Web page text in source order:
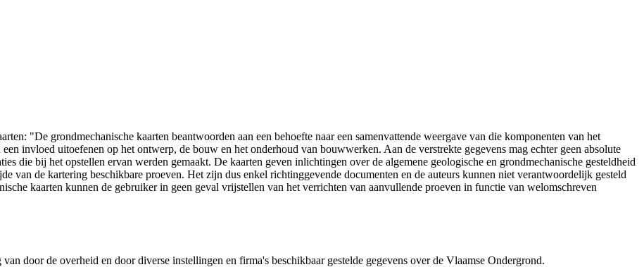
"De grondmechanische kaarten beantwoorden aan een behoefte naar een samenvattende weergave van die komponenten van het
invloed uitoefenen op het ontwerp, de bouw en het onderhoud van bouwwerken. Aan de verstrekte gegevens mag echter geen absolute
die bij het opstellen ervan werden gemaakt. De kaarten geven inlichtingen over de algemene geologische en grondmechanische gesteldheid
van de kartering beschikbare proeven. Het zijn dus enkel richtinggevende documenten en de auteurs kunnen niet verantwoordelijk gesteld
kaarten kunnen de gebruiker in geen geval vrijstellen van het verrichten van aanvullende proeven in functie van welomschreven
door de overheid en door diverse instellingen en firma's beschikbaar gestelde gegevens over de Vlaamse Ondergrond.